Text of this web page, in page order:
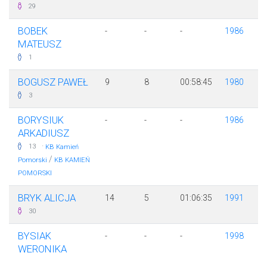
29
BOBEK
MATEUSZ
1
- - - 1986
BOGUSZ PAWEŁ
3
9 8 00:58:45 1980
BORYSIUK
ARKADIUSZ
13 · KB Kamień
Pomorski / KB KAMIEŃ
POMORSKI
- - - 1986
BRYK ALICJA
30
14 5 01:06:35 1991
BYSIAK
WERONIKA
- - - 1998